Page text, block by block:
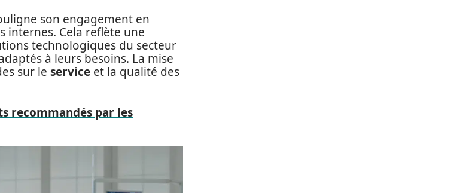
son engagement en
internes. Cela reflète une
technologiques du secteur
à leurs besoins. La mise
sur le service et la qualité des
recommandés par les